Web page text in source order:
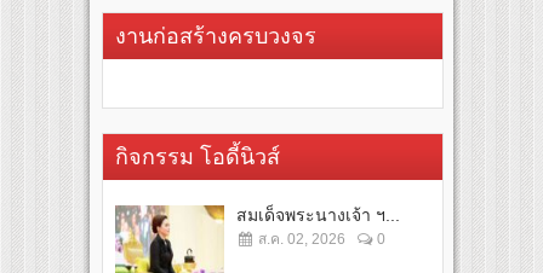
งานก่อสร้างครบวงจร
กิจกรรม โอดี้นิวส์
สมเด็จพระนางเจ้า ฯ...
ส.ค. 02, 2026 0